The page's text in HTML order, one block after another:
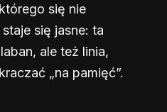
się nie
się jasne: ta
ale też linia,
„na pamięć”.